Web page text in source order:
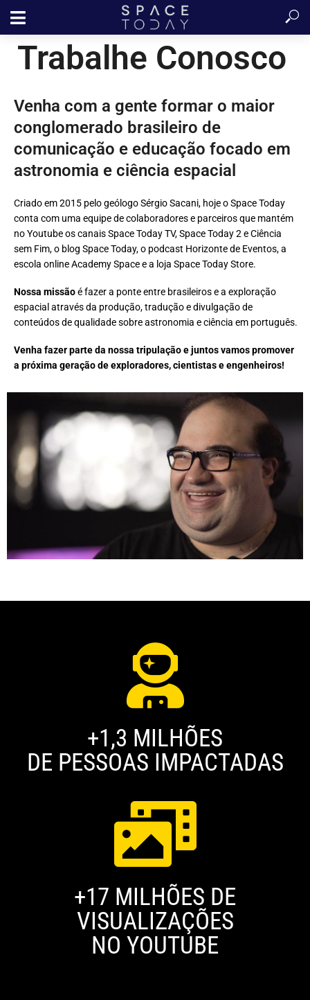
Trabalhe Conosco
Venha com a gente formar o maior
conglomerado brasileiro de
comunicação e educação focado em
astronomia e ciência espacial
Criado em 2015 pelo geólogo Sérgio Sacani, hoje o Space Today
conta com uma equipe de colaboradores e parceiros que mantém
no Youtube os canais Space Today TV, Space Today 2 e Ciência
sem Fim, o blog Space Today, o podcast Horizonte de Eventos, a
escola online Academy Space e a loja Space Today Store.
Nossa missãoé fazer a ponte entre brasileiros e a exploração
espacial através da produção, tradução e divulgação de
conteúdos de qualidade sobre astronomia e ciência em português.
Venha fazer parte da nossa tripulação e juntos vamos promover
a próxima geração de exploradores, cientistas e engenheiros!
+1,3 MILHÕES
DE PESSOAS IMPACTADAS
+17 MILHÕES DE
VISUALIZAÇÕES
NO YOUTUBE